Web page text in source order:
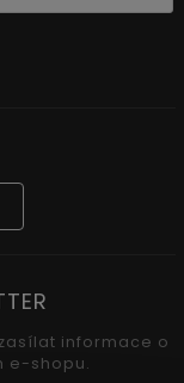
informace o
e-shopu.